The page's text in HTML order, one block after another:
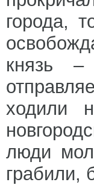
города,
князь –
ходили
люди
грабили,